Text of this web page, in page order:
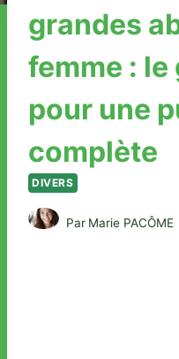
grandes
femme :
pour une
complète
DIVERS
Par Marie PACÔME